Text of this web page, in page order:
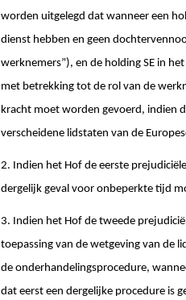
worden uitgelegd dat wanneer een
dienst hebben en geen
werknemers”), en de holding SE in
met betrekking tot de rol van de
kracht moet worden gevoerd, indien
verscheidene lidstaten van de
2. Indien het Hof de eerste
dergelijk geval voor onbeperkte tijd
3. Indien het Hof de tweede
toepassing van de wetgeving van de
de onderhandelingsprocedure,
dat eerst een dergelijke procedure is